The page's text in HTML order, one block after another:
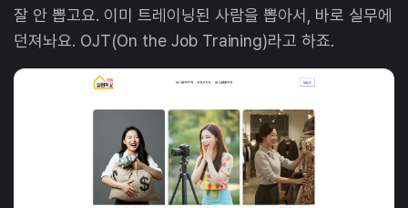
잘 안 뽑고요. 이미 트레이닝된 사람을 뽑아서, 바로 실무에
던져놔요. OJT(On the Job Training)라고 하죠.